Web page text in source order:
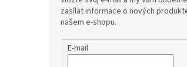
zasílat informace o nových
našem e-shopu.
E-mail